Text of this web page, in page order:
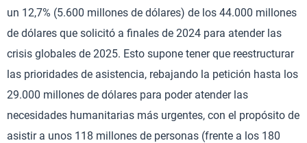
un 12,7% (5.600 millones de dólares) de los 44.000 millones
de dólares que solicitó a finales de 2024 para atender las
crisis globales de 2025. Esto supone tener que reestructurar
las prioridades de asistencia, rebajando la petición hasta los
29.000 millones de dólares para poder atender las
necesidades humanitarias más urgentes, con el propósito de
asistir a unos 118 millones de personas (frente a los 180